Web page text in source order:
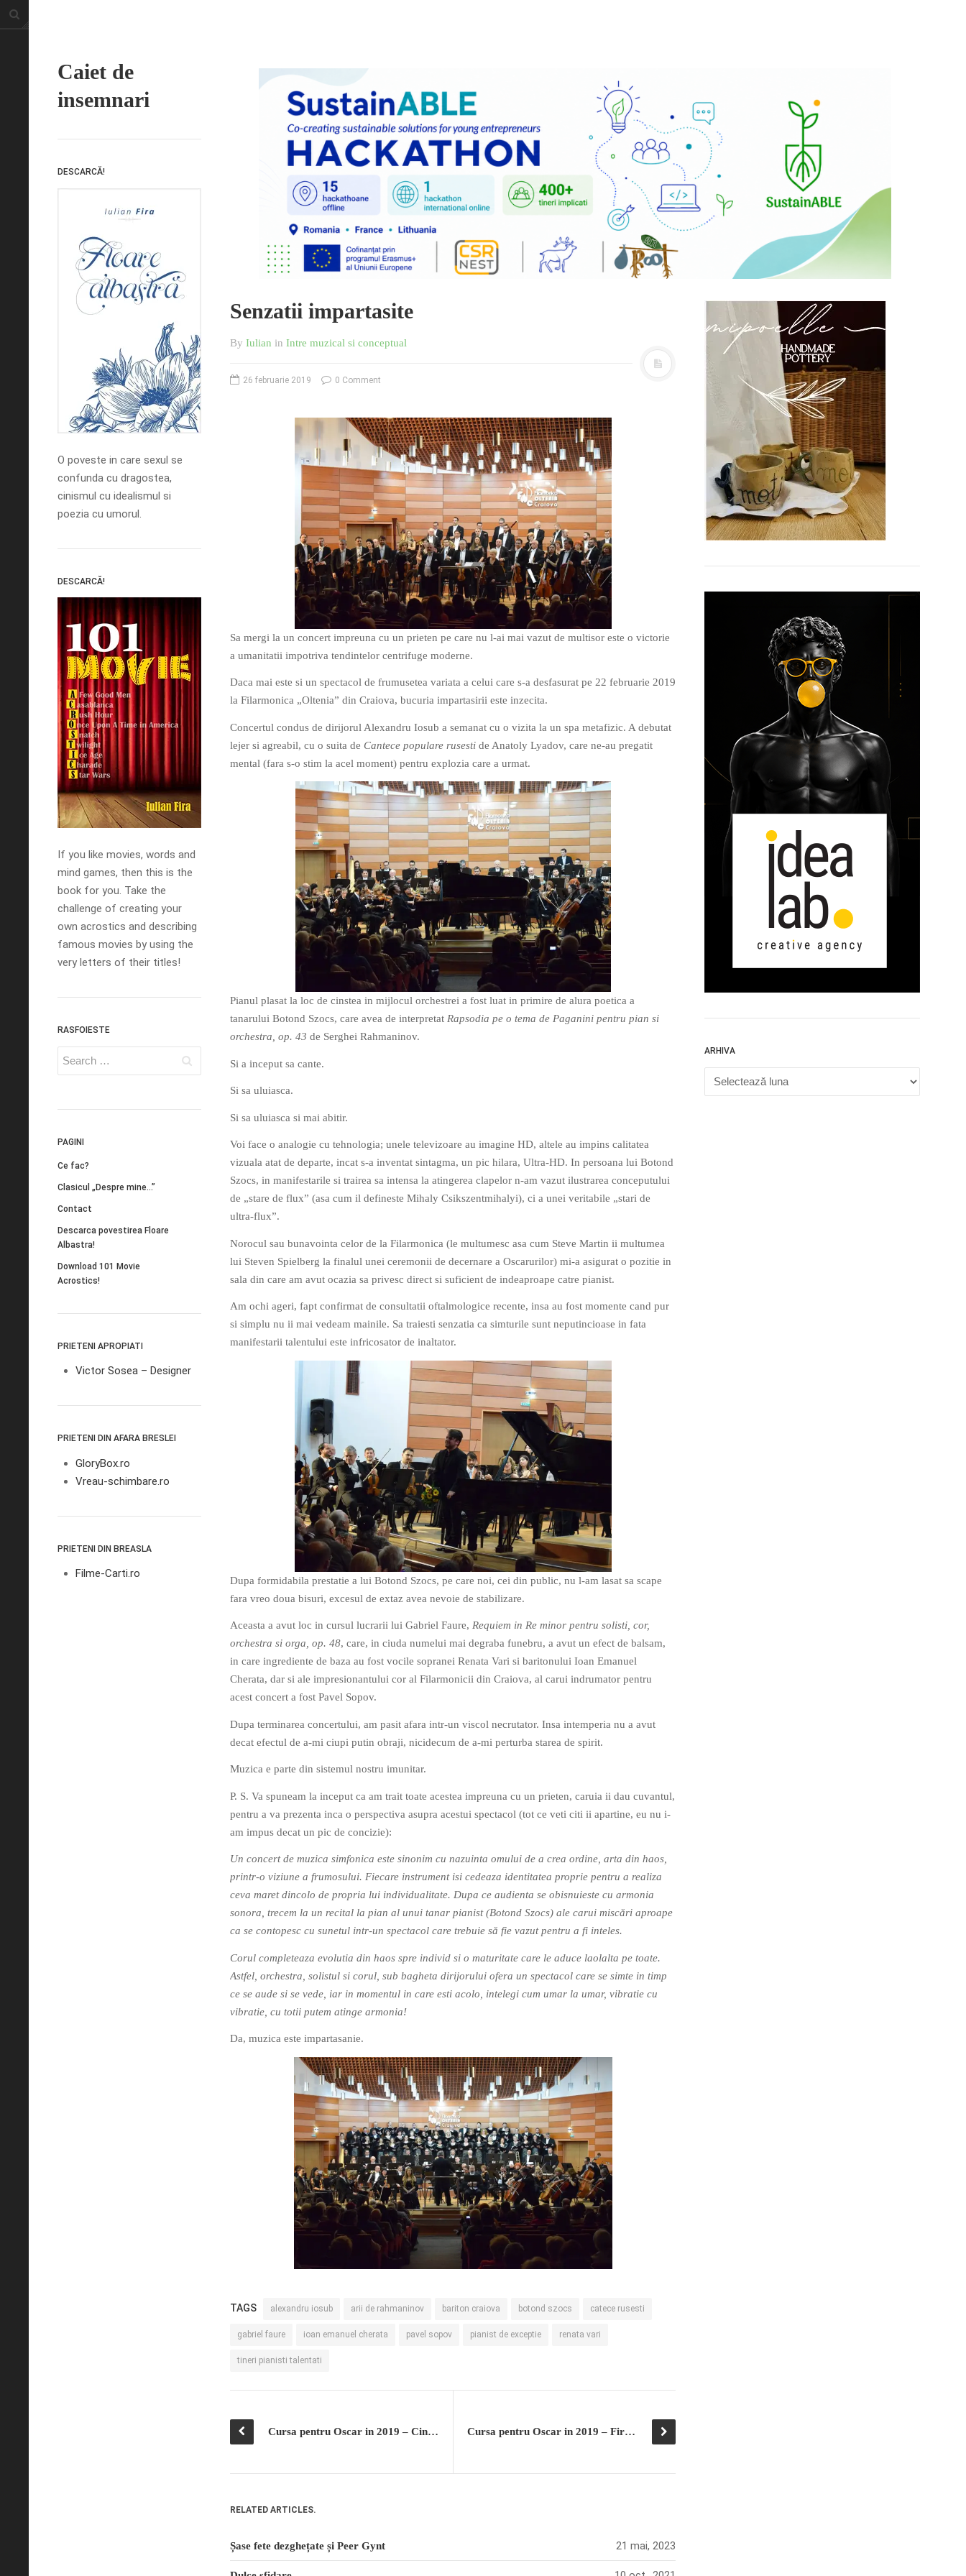
Caiet de
insemnari
DESCARCĂ!
O poveste in care sexul se
confunda cu dragostea,
cinismul cu idealismul si
poezia cu umorul.
DESCARCĂ!
If you like movies, words and
mind games, then this is the
book for you. Take the
challenge of creating your
own acrostics and describing
famous movies by using the
very letters of their titles!
RASFOIESTE
PAGINI
Ce fac?
Clasicul „Despre mine…”
Contact
Descarca povestirea Floare
Albastra!
Download 101 Movie
Acrostics!
PRIETENI APROPIATI
Victor Sosea – Designer
PRIETENI DIN AFARA BRESLEI
GloryBox.ro
Vreau-schimbare.ro
PRIETENI DIN BREASLA
Filme-Carti.ro
Senzatii impartasite
By Iulian in Intre muzical si conceptual
26 februarie 2019 0 Comment
Sa mergi la un concert impreuna cu un prieten pe care nu l-ai mai vazut de multisor este o victorie
a umanitatii impotriva tendintelor centrifuge moderne.
Daca mai este si un spectacol de frumusetea variata a celui care s-a desfasurat pe 22 februarie 2019
la Filarmonica „Oltenia” din Craiova, bucuria impartasirii este inzecita.
Concertul condus de dirijorul Alexandru Iosub a semanat cu o vizita la un spa metafizic. A debutat
lejer si agreabil, cu o suita de Cantece populare rusesti de Anatoly Lyadov, care ne-au pregatit
mental (fara s-o stim la acel moment) pentru explozia care a urmat.
Pianul plasat la loc de cinstea in mijlocul orchestrei a fost luat in primire de alura poetica a
tanarului Botond Szocs, care avea de interpretat Rapsodia pe o tema de Paganini pentru pian si
orchestra, op. 43 de Serghei Rahmaninov.
Si a inceput sa cante.
Si sa uluiasca.
Si sa uluiasca si mai abitir.
Voi face o analogie cu tehnologia; unele televizoare au imagine HD, altele au impins calitatea
vizuala atat de departe, incat s-a inventat sintagma, un pic hilara, Ultra-HD. In persoana lui Botond
Szocs, in manifestarile si trairea sa intensa la atingerea clapelor n-am vazut ilustrarea conceputului
de „stare de flux” (asa cum il defineste Mihaly Csikszentmihalyi), ci a unei veritabile „stari de
ultra-flux”.
Norocul sau bunavointa celor de la Filarmonica (le multumesc asa cum Steve Martin ii multumea
lui Steven Spielberg la finalul unei ceremonii de decernare a Oscarurilor) mi-a asigurat o pozitie in
sala din care am avut ocazia sa privesc direct si suficient de indeaproape catre pianist.
Am ochi ageri, fapt confirmat de consultatii oftalmologice recente, insa au fost momente cand pur
si simplu nu ii mai vedeam mainile. Sa traiesti senzatia ca simturile sunt neputincioase in fata
manifestarii talentului este infricosator de inaltator.
Dupa formidabila prestatie a lui Botond Szocs, pe care noi, cei din public, nu l-am lasat sa scape
fara vreo doua bisuri, excesul de extaz avea nevoie de stabilizare.
Aceasta a avut loc in cursul lucrarii lui Gabriel Faure, Requiem in Re minor pentru solisti, cor,
orchestra si orga, op. 48, care, in ciuda numelui mai degraba funebru, a avut un efect de balsam,
in care ingrediente de baza au fost vocile sopranei Renata Vari si baritonului Ioan Emanuel
Cherata, dar si ale impresionantului cor al Filarmonicii din Craiova, al carui indrumator pentru
acest concert a fost Pavel Sopov.
Dupa terminarea concertului, am pasit afara intr-un viscol necrutator. Insa intemperia nu a avut
decat efectul de a-mi ciupi putin obraji, nicidecum de a-mi perturba starea de spirit.
Muzica e parte din sistemul nostru imunitar.
P. S. Va spuneam la inceput ca am trait toate acestea impreuna cu un prieten, caruia ii dau cuvantul,
pentru a va prezenta inca o perspectiva asupra acestui spectacol (tot ce veti citi ii apartine, eu nu i-
am impus decat un pic de concizie):
Un concert de muzica simfonica este sinonim cu nazuinta omului de a crea ordine, arta din haos,
printr-o viziune a frumosului. Fiecare instrument isi cedeaza identitatea proprie pentru a realiza
ceva maret dincolo de propria lui individualitate. Dupa ce audienta se obisnuieste cu armonia
sonora, trecem la un recital la pian al unui tanar pianist (Botond Szocs) ale carui miscări aproape
ca se contopesc cu sunetul intr-un spectacol care trebuie să fie vazut pentru a fi inteles.
Corul completeaza evolutia din haos spre individ si o maturitate care le aduce laolalta pe toate.
Astfel, orchestra, solistul si corul, sub bagheta dirijorului ofera un spectacol care se simte in timp
ce se aude si se vede, iar in momentul in care esti acolo, intelegi cum umar la umar, vibratie cu
vibratie, cu totii putem atinge armonia!
Da, muzica este impartasanie.
TAGS alexandru iosub arii de rahmaninov bariton craiova botond szocs catece rusesti
gabriel faure ioan emanuel cherata pavel sopov pianist de exceptie renata vari
tineri pianisti talentati
Cursa pentru Oscar in 2019 – Cine trece linia de sosire? Cursa pentru Oscar in 2019 – First Reformed
RELATED ARTICLES.
Șase fete dezghețate și Peer Gynt 21 mai, 2023
ARHIVA
Arhiva